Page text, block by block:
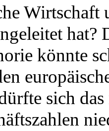
Wirtschaft
hat?
könnte
sich